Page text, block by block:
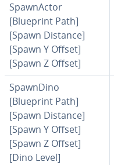
SpawnActor
[Blueprint Path]
[Spawn Distance]
[Spawn Y Offset]
[Spawn Z Offset]
SpawnDino
[Blueprint Path]
[Spawn Distance]
[Spawn Y Offset]
[Spawn Z Offset]
[Dino Level]